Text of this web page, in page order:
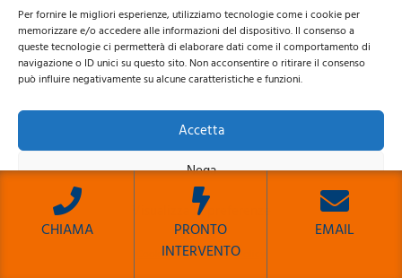
Per fornire le migliori esperienze, utilizziamo tecnologie come i cookie per
memorizzare e/o accedere alle informazioni del dispositivo. Il consenso a
queste tecnologie ci permetterà di elaborare dati come il comportamento di
navigazione o ID unici su questo sito. Non acconsentire o ritirare il consenso
può influire negativamente su alcune caratteristiche e funzioni.
Accetta
Nega
Visualizza le preferenze
Cookie PolicyPrivacy Policy
Manutenzione
Pronto Intervento
Revisione
Riparazione
ZONE CALDAIE
Nomentana
CHIAMA
PRONTO
INTERVENTO
EMAIL